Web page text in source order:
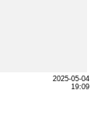
2025-05-04
19:09